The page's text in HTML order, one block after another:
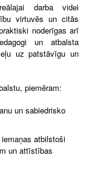
darba videi
virtuvēs un citās
noderīgas arī
un atbalsta
uz patstāvīgu un
piemēram:
un sabiedrisko
atbilstoši
un attīstības